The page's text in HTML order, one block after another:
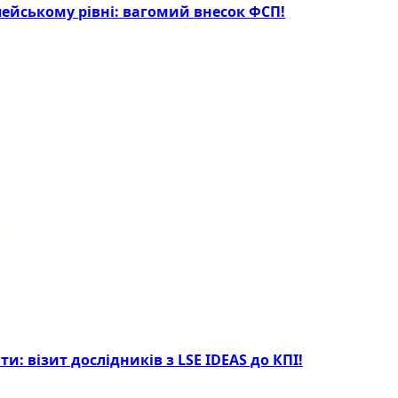
рівні: вагомий внесок ФСП!
дослідників з LSE IDEAS до КПІ!